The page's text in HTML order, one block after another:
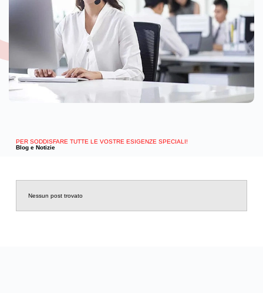
PER SODDISFARE TUTTE LE VOSTRE ESIGENZE SPECIALI!
Blog e Notizie
Nessun post trovato